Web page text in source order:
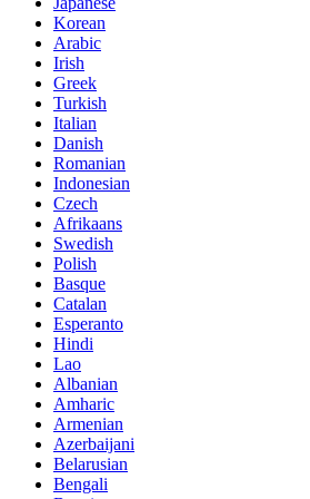
Korean
Arabic
Irish
Greek
Turkish
Italian
Danish
Romanian
Indonesian
Czech
Afrikaans
Swedish
Polish
Basque
Catalan
Esperanto
Hindi
Lao
Albanian
Amharic
Armenian
Azerbaijani
Belarusian
Bengali